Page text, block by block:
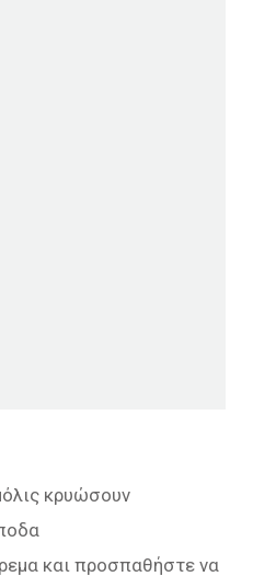
κρυώσουν
και προσπαθήστε να